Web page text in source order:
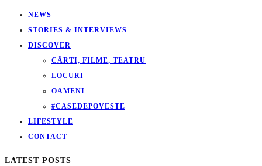
NEWS
STORIES & INTERVIEWS
DISCOVER
CĂRTI, FILME, TEATRU
LOCURI
OAMENI
#CASEDEPOVESTE
LIFESTYLE
CONTACT
LATEST POSTS